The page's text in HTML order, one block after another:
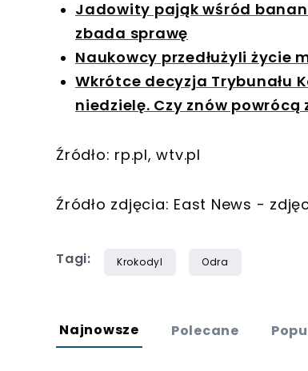
Jadowity pająk wśród
zbada sprawę
Naukowcy przedłużyli życie
Wkrótce decyzja Trybunału
niedzielę. Czy znów
Źródło: rp.pl, wtv.pl
Źródło zdjęcia: East News -
Tagi: Krokodyl Odra
Najnowsze Polecane